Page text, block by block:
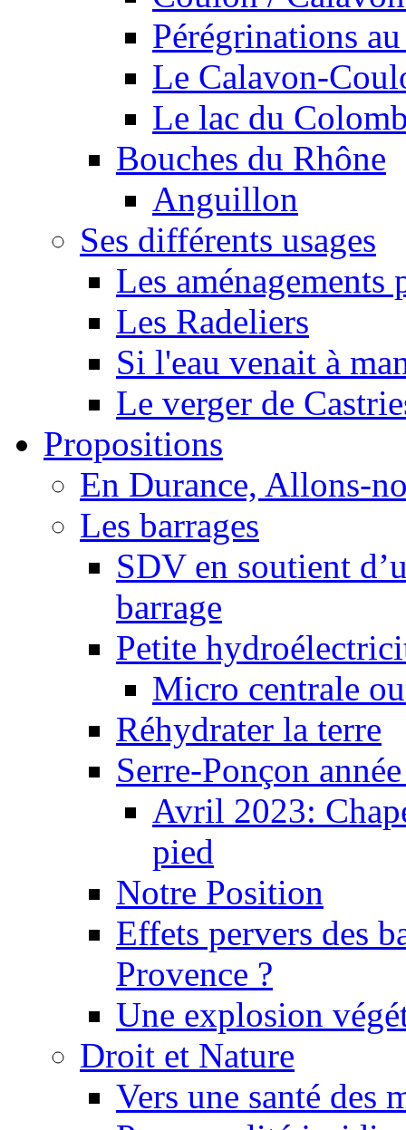
Pérégrinations
Le Calavon-
Le lac du
Bouches du Rhône
Anguillon
Ses différents usages
Les
Les Radeliers
Si l'eau venait à
Le verger de
Propositions
En Durance, Allons-
Les barrages
SDV en soutient
barrage
Petite
Micro centrale
Réhydrater la terre
Serre-Ponçon
Avril 2023:
pied
Notre Position
Effets pervers des
Provence ?
Une explosion
Droit et Nature
Vers une santé des